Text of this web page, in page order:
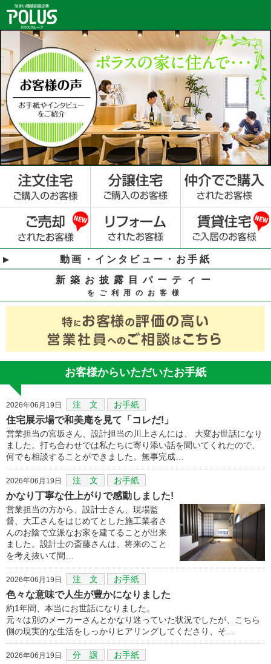
動画・インタビュー・お手紙
新築お披露目パーティー
をご利用のお客様
お客様からいただいたお手紙
2026年06月19日 注 文 お手紙
住宅展示場で和美庵を見て「コレだ!」
営業担当の宮坂さん、設計担当の川上さんには、 大変お世話になり
ました。打ち合わせでは私たちに寄り添い話を聞いてくれたので、
何でも相談することができました。無事完成…
2026年06月19日 注 文 お手紙
かなり丁寧な仕上がりで感動しました!
営業担当の方から、設計士さん、現場監
督、大工さんをはじめてとした施工業者さ
んのお陰で立派なお家を建てることが出来
ました。設計士の斎藤さんは、将来のこと
を考え抜いて間…
2026年06月19日 注 文 お手紙
色々な意味で人生が豊かになりました
約1年間、本当にお世話になりました。
元々は別のメーカーさんとかなり迷っていた状況でしたが、こちら
側の現実的な生活をしっかりヒアリングしてくださり、そ…
2026年06月19日 分 譲 お手紙